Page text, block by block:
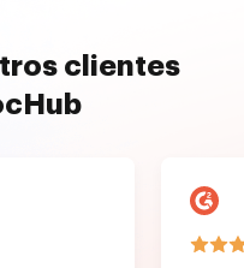
clientes